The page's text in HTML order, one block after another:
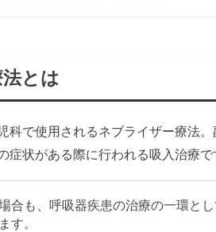
とは
科で使用されるネブライザー療法
症状がある際に行われる吸入治療で
合も、呼吸器疾患の治療の一環と
す。